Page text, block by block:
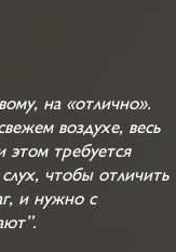
на «отлично».
воздухе, весь
этом требуется
чтобы отличить
и нужно с